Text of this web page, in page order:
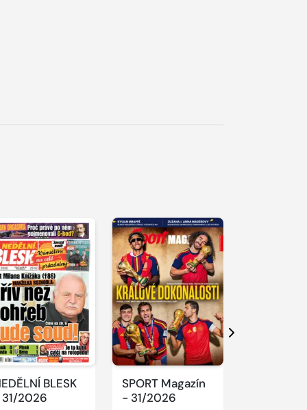
BLESK
2026
SPORT Magazín
- 31/2026
Další